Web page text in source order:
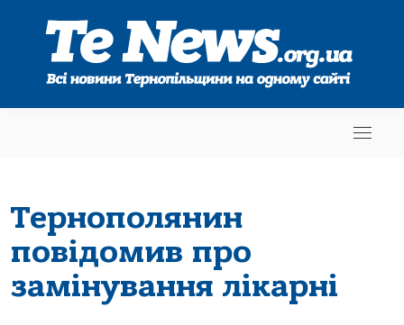
Тернополянин
повідомив про
замінування лікарні